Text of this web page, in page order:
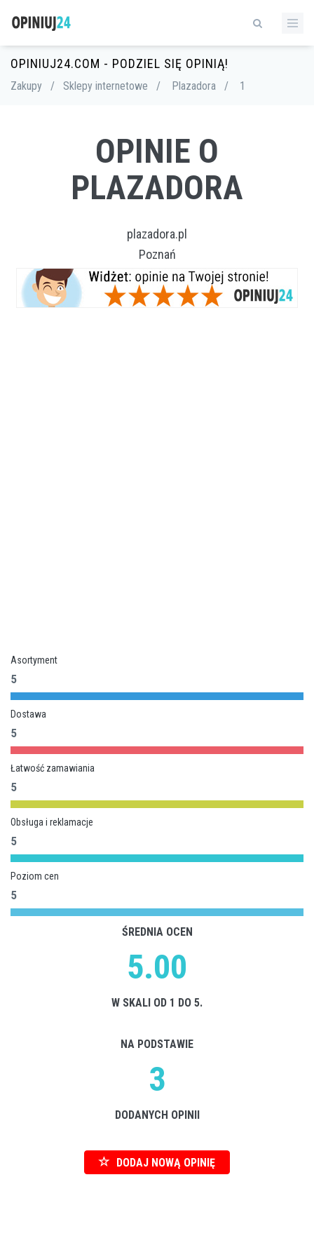
OPINIUJ24.COM - PODZIEL SIĘ OPINIĄ!
Zakupy / Sklepy internetowe / Plazadora / 1
OPINIE O
PLAZADORA
plazadora.pl
Poznań
Asortyment
5
Dostawa
5
Łatwość zamawiania
5
Obsługa i reklamacje
5
Poziom cen
5
ŚREDNIA OCEN
5.00
W SKALI OD 1 DO 5.
NA PODSTAWIE
3
DODANYCH OPINII
DODAJ NOWĄ OPINIĘ